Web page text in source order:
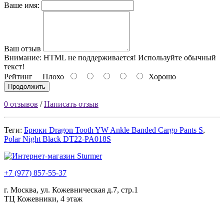
Ваше имя:
Ваш отзыв
Внимание: HTML не поддерживается! Используйте обычный
текст!
Рейтинг Плохо Хорошо
Продолжить
0 отзывов /Написать отзыв
Теги: Брюки Dragon Tooth YW Ankle Banded Cargo Pants S,
Polar Night Black DT22-PA018S
+7 (977) 857-55-37
г. Москва, ул. Кожевническая д.7, стр.1
ТЦ Кожевники, 4 этаж